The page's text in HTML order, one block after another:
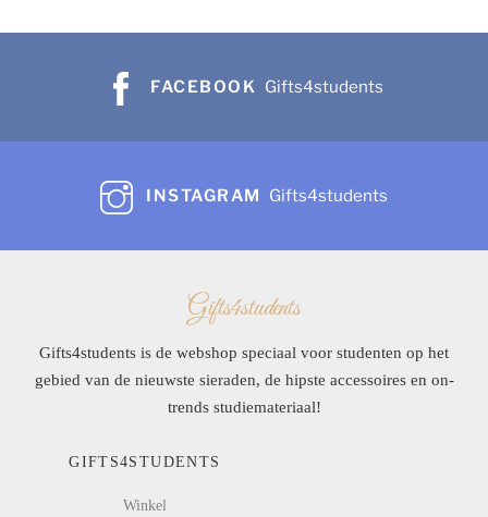
FACEBOOK Gifts4students
INSTAGRAM Gifts4students
Gifts4students
Gifts4students is de webshop speciaal voor studenten op het
gebied van de nieuwste sieraden, de hipste accessoires en on-
trends studiemateriaal!
GIFTS4STUDENTS
Winkel